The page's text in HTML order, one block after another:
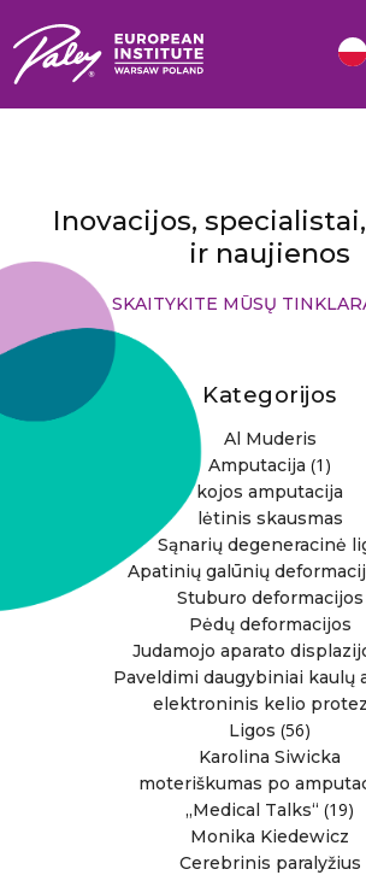
Inovacijos,
ir naujienos
SKAITYKITE MŪSŲ
Kategorijos
Al Muderis
Amputacija (1)
kojos amputacija
lėtinis skausmas
Sąnarių degeneracinė
Apatinių galūnių
Stuburo deformacijos
Pėdų deformacijos
Judamojo aparato
Paveldimi daugybiniai kaulų
elektroninis kelio
Ligos (56)
Karolina Siwicka
moteriškumas po
„Medical Talks“ (19)
Monika Kiedewicz
Cerebrinis paralyžius